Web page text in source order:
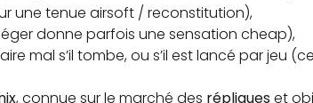
une tenue airsoft / reconstitution),
donne parfois une sensation cheap),
mal s’il tombe, ou s’il est lancé par jeu
, connue sur le marché des répliqueset